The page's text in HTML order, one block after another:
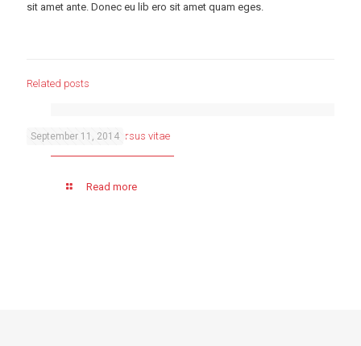
sit amet ante. Donec eu lib ero sit amet quam eges.
Related posts
September 11, 2014
Tempor diam pede cursus vitae
Read more